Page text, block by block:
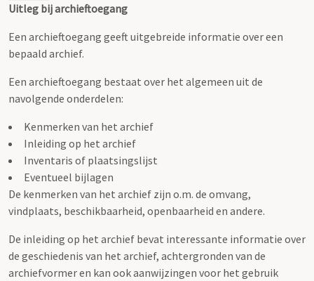
Uitleg bij archieftoegang
Een archieftoegang geeft uitgebreide informatie over een
bepaald archief.
Een archieftoegang bestaat over het algemeen uit de
navolgende onderdelen:
Kenmerken van het archief
Inleiding op het archief
Inventaris of plaatsingslijst
Eventueel bijlagen
De kenmerken van het archief zijn o.m. de omvang,
vindplaats, beschikbaarheid, openbaarheid en andere.
De inleiding op het archief bevat interessante informatie over
de geschiedenis van het archief, achtergronden van de
archiefvormer en kan ook aanwijzingen voor het gebruik